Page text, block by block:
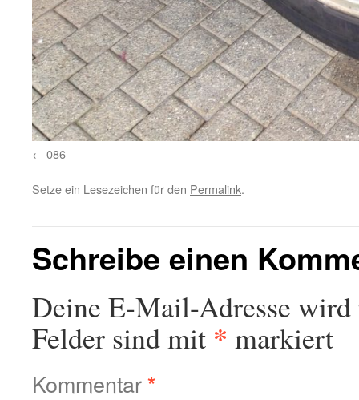
086
Setze ein Lesezeichen für den Permalink.
Schreibe einen
Deine E-Mail-Adresse
Felder sind mit * markiert
Kommentar*